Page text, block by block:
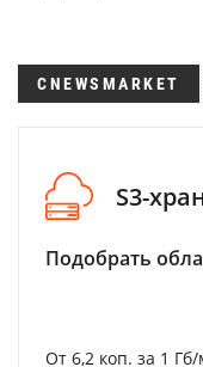
CNEWSMARKET
S3-
Подобрать
От 6,2 коп. за 1